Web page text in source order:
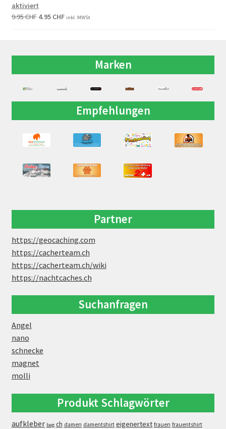
aktiviert
9.95CHF 4.95 CHF inkl. MWSt.
Marken
Empfehlungen
Partner
https://geocaching.com
https://cacherteam.ch
https://cacherteam.ch/wiki
https://nachtcaches.ch
Suchanfragen
Angel
nano
schnecke
magnet
molli
Produkt Schlagwörter
aufkleber bag ch damen damentshirt eigenertext frauen frauentshirt